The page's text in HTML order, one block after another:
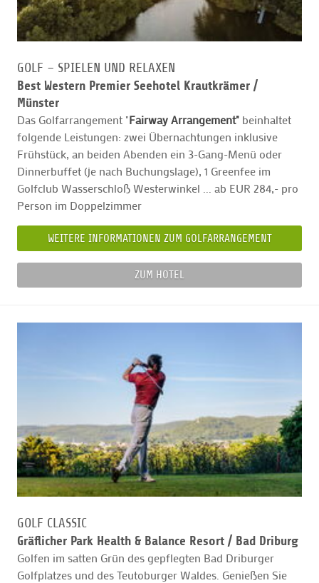
GOLF – SPIELEN UND RELAXEN
Best Western Premier Seehotel Krautkrämer /
Münster
Das Golfarrangement "Fairway Arrangement" beinhaltet
folgende Leistungen: zwei Übernachtungen inklusive
Frühstück, an beiden Abenden ein 3-Gang-Menü oder
Dinnerbuffet (je nach Buchungslage), 1 Greenfee im
Golfclub Wasserschloß Westerwinkel ... ab EUR 284,- pro
Person im Doppelzimmer
WEITERE INFORMATIONEN ZUM GOLFARRANGEMENT
ZUM HOTEL
GOLF CLASSIC
Gräflicher Park Health & Balance Resort / Bad Driburg
Golfen im satten Grün des gepflegten Bad Driburger
Golfplatzes und des Teutoburger Waldes. Genießen Sie